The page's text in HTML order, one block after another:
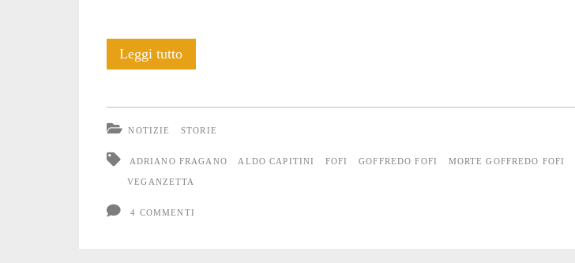
Leggi tuttoGoffredo
NOTIZIE STORIE
ADRIANO FRAGANO ALDO CAPITINI FOFI GOFFREDO FOFI MORTE GOFFREDO FOFI
VEGANZETTA
4 COMMENTI